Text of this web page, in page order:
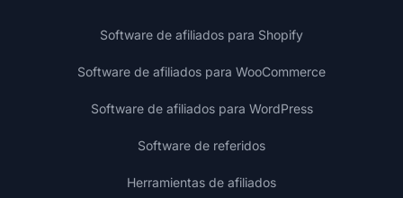
Software de afiliados para Shopify
Software de afiliados para WooCommerce
Software de afiliados para WordPress
Software de referidos
Herramientas de afiliados